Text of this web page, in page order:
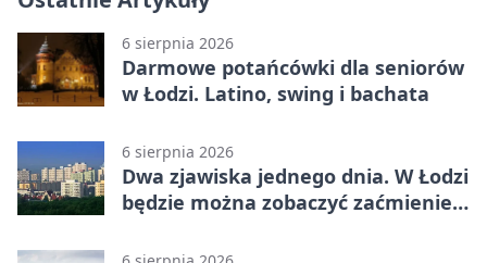
6 sierpnia 2026
Darmowe potańcówki dla seniorów
w Łodzi. Latino, swing i bachata
6 sierpnia 2026
Dwa zjawiska jednego dnia. W Łodzi
będzie można zobaczyć zaćmienie i